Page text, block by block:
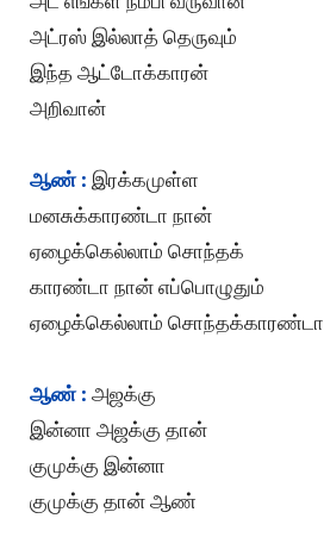
அட்ரஸ் இல்லாத் தெருவும்
இந்த ஆட்டோக்காரன்
அறிவான்
ஆண் : இரக்கமுள்ள
மனசுக்காரண்டா நான்
ஏழைக்கெல்லாம் சொந்தக்
காரண்டா நான் எப்பொழுதும்
ஏழைக்கெல்லாம் சொந்தக்காரண்டா
ஆண் : அஜக்கு
இன்னா அஜக்கு தான்
குமுக்கு இன்னா
குமுக்கு தான் ஆண்